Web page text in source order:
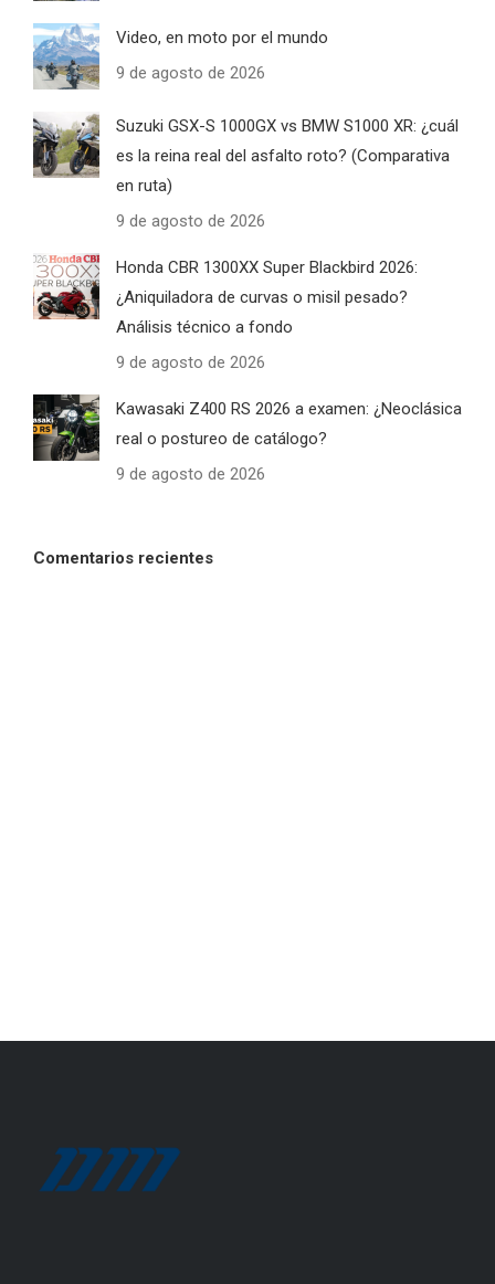
Video, en moto por el mundo
9 de agosto de 2026
Suzuki GSX-S 1000GX vs BMW S1000 XR: ¿cuál
es la reina real del asfalto roto? (Comparativa
en ruta)
9 de agosto de 2026
Honda CBR 1300XX Super Blackbird 2026:
¿Aniquiladora de curvas o misil pesado?
Análisis técnico a fondo
9 de agosto de 2026
Kawasaki Z400 RS 2026 a examen: ¿Neoclásica
real o postureo de catálogo?
9 de agosto de 2026
Comentarios recientes